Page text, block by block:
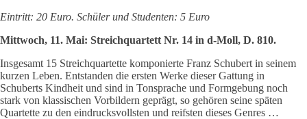
Eintritt: 20 Euro. Schüler und Studenten: 5 Euro
Mittwoch, 11. Mai: Streichquartett Nr. 14 in d-Moll, D. 810.
Insgesamt 15 Streichquartette komponierte Franz Schubert in seinem
kurzen Leben. Entstanden die ersten Werke dieser Gattung in
Schuberts Kindheit und sind in Tonsprache und Formgebung noch
stark von klassischen Vorbildern geprägt, so gehören seine späten
Quartette zu den eindrucksvollsten und reifsten dieses Genres …